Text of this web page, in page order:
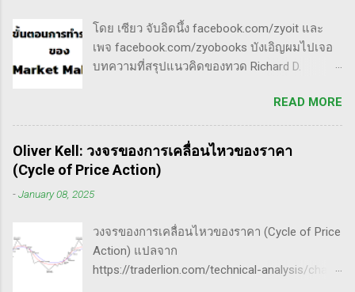
ประเภท double three Breakaway gap เป็นการ
กระโดดข้ามเวฟสอง...
เป็นการติดตามข่าวสาร การวิเคราะห์ทางเทคนิค
หรือปัจจัยพื้นฐาน การสแกนหุ้นที่มีศักยภาพเป็นผู้
ชนะในอนาคต การลงรายละเอียดในการวิเคราะห์
จังหวะที่เหมาะสมในการเข้าเทรด . - วิธีการที่
พิสูจน์แล้วว่าทำเงินได้จริงและทำซ้ำได้ตลอด
(Method): การมีระบบหรือกลยุทธ์ที่ชัดเจนในการ
เทรดเป็นสิ่งสำคัญ เพราะจะช่วยให้คุณไม่หลงลืม
(Patience): การรอคอยและไม่รีบร้อนถือเป็น
คุณสมบัติที่สำคัญในนักเทรด ความอดทนช่วยให้
คุณสามารถทนต่อความผันผวนของตลาดและรอ
คอยจังหวะที่ดี...
โดย เซียว จับอิดนึ้ง facebook.com/zyoit และ
เพจ facebook.com/zyobooks บังเอิญผมไปเจอ
บทความที่สรุปแนวคิดของทวด Richard D.
เอง, ก็เลยอดตื่นใจไม่ได้กับข้อมูลที่เขาเขียนถึง "
How Manipulators Operate " ซึีงผมตีความว่ามัน
น่าเป็น " ขั้นตอนการทำราคาของ Market Maker "
พอได้สแกนคร่าวๆแล้วก็รู้สึกว่าน่าสนใจ เลย
พยายามแปลให้ตัวเองรู้เรื่อง แม้ว่าภาษาของแกจะ
อยู่ในระดับที่ตัวผมเองเข้าถึงยากมาก แต่ก็ด้วย
อาจจะไม่เป๊ะตามใจความที่เขาพยายามสื่อ แต่ก็
น่าจะพอเห็นภาพได้ในระดับหนึ่งครับ ใครที่ภาษา
อังกฤษคล่องๆ ก็ไปอ่านต้นฉบับได้ที่ลิ้งค์นี้นะ
READ MORE
Oliver Kell: วงจรของการเคลื่อนไหวของราคา
(Cycle of Price Action)
-January 08, 2025
วงจรของการเคลื่อนไหวของราคา (Cycle of Price
Action) แปลจาก
https://traderlion.com/technical-analysis/chart-